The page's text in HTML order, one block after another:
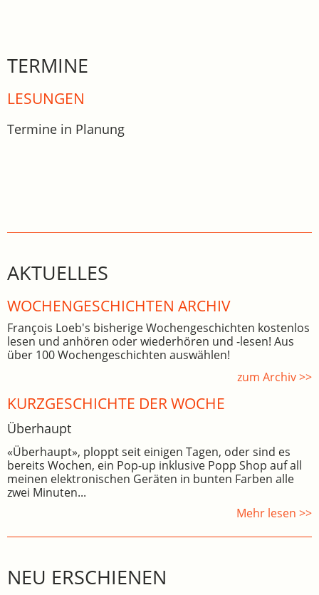
TERMINE
LESUNGEN
Termine in Planung
AKTUELLES
WOCHEN­GE­SCHICHTEN ARCHIV
François Loeb's bisherige Wochengeschichten kostenlos
lesen und anhören oder wiederhören und -lesen! Aus
über 100 Wochengeschichten auswählen!
zum Archiv >>
KURZGESCHICHTE DER WOCHE
Überhaupt
«Überhaupt», ploppt seit einigen Tagen, oder sind es
bereits Wochen, ein Pop-up inklusive Popp Shop auf all
meinen elektronischen Geräten in bunten Farben alle
zwei Minuten...
Mehr lesen >>
NEU ERSCHIENEN